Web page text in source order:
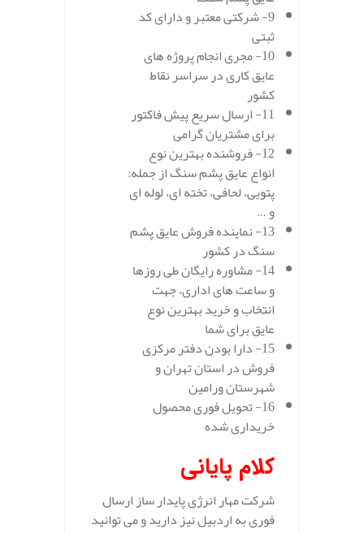
9- شرکتی معتبر و دارای کد
ثبتی
10- مجری انجام پروژه های
عایق کاری در سراسر نقاط
کشور
11- ارسال سریع پیش فاکتور
برای مشتریان گرامی
12- فروشنده بهترین نوع
انواع عایق پشم سنگ از جمله:
پتویی، لحافی، تخته ای، لوله ای
و …
13- نماینده فروش عایق پشم
سنگ در کشور
14- مشاوره رایگان طی روزها
و ساعت های اداری، جهت
انتخاب و خرید بهترین نوع
عایق برای شما
15- دارا بودن دفتر مرکزی
فروش در استان تهران و
شهرستان ورامین
16- تحویل فوری محصول
خریداری شده
کلام پایانی
شرکت مهار انرژی پایدار ساز ارسال
فوری به اردبیل نیز دارید و می توانید